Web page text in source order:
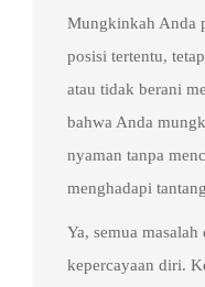
Mungkinkah Anda
posisi tertentu,
atau tidak berani
bahwa Anda
nyaman tanpa
menghadapi
Ya, semua
kepercayaan diri.